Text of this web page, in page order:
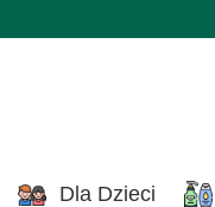
Dla Dzieci